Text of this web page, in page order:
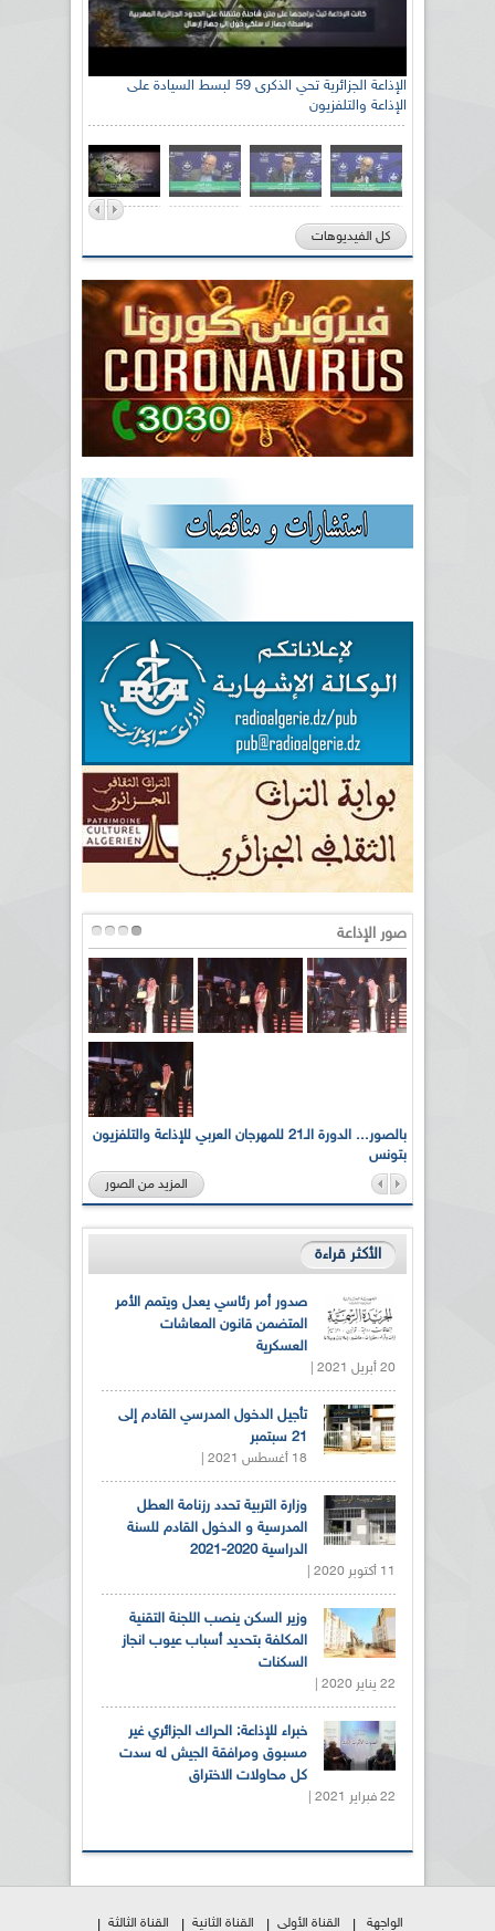
الإذاعة الجزائرية تحي الذكرى 59 لبسط السيادة على
الإذاعة والتلفزيون
كل الفيديوهات
صور الإذاعة
بالصور... الدورة الـ21 للمهرجان العربي للإذاعة والتلفزيون
بتونس
المزيد من الصور
الأكثر قراءة
صدور أمر رئاسي يعدل ويتمم الأمر
المتضمن قانون المعاشات
العسكرية
20 أبريل 2021 |
تأجيل الدخول المدرسي القادم إلى
21 سبتمبر
18 أغسطس 2021 |
وزارة التربية تحدد رزنامة العطل
المدرسية و الدخول القادم للسنة
الدراسية 2020-2021
11 أكتوبر 2020 |
وزير السكن ينصب اللجنة التقنية
المكلفة بتحديد أسباب عيوب انجاز
السكنات
22 يناير 2020 |
خبراء للإذاعة: الحراك الجزائري غير
مسبوق ومرافقة الجيش له سدت
كل محاولات الاختراق
22 فبراير 2021 |
الواجهة القناة الأولى القناة الثانية القناة الثالثة